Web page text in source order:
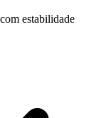
estabilidade